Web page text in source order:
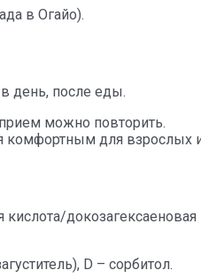
в Огайо).
день, после еды.
можно повторить.
комфортным для взрослых
D – сорбитол.